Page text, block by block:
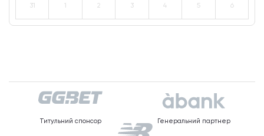
31 1 2 3 4 5 6
Титульний спонсор Генеральний партнер